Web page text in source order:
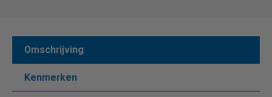
Omschrijving
Kenmerken